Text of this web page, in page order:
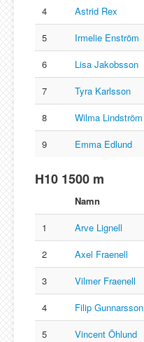
4
Astrid Rex
5
Irmelie Enström
6
Lisa Jakobsson
7
Tyra Karlsson
8
Wilma Lindström
9
Emma Edlund
H10 1500 m
Namn
1
Arve Lignell
2
Axel Fraenell
3
Vilmer Fraenell
4
Filip Gunnarsson
5
Vincent Öhlund